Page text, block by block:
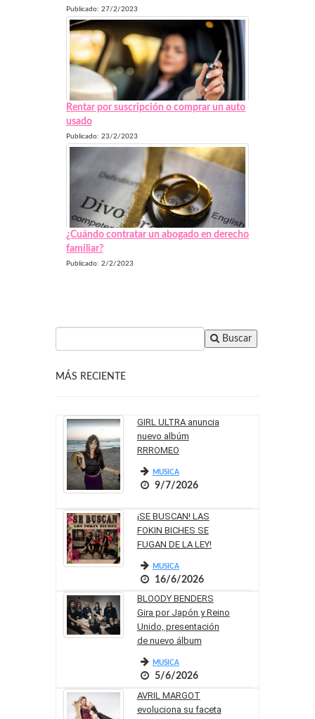
Publicado: 27/2/2023
Rentar por suscripción o comprar un auto
usado
Publicado: 23/2/2023
¿Cuándo contratar un abogado en derecho
familiar?
Publicado: 2/2/2023
Buscar
MÁS RECIENTE
GIRL ULTRA anuncia
nuevo albúm
RRROMEO
MUSICA
9/7/2026
¡SE BUSCAN! LAS
FOKIN BICHES SE
FUGAN DE LA LEY!
MUSICA
16/6/2026
BLOODY BENDERS
Gira por Japón y Reino
Unido, presentación
de nuevo álbum
MUSICA
5/6/2026
AVRIL MARGOT
evoluciona su faceta